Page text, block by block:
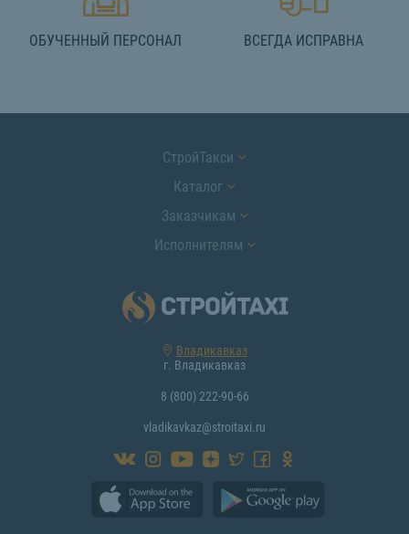
ОБУЧЕННЫЙ ПЕРСОНАЛ ВСЕГДА ИСПРАВНА
СтройТакси
Каталог
Заказчикам
Исполнителям
Владикавказ
г. Владикавказ
8 (800) 222-90-66
vladikavkaz@stroitaxi.ru